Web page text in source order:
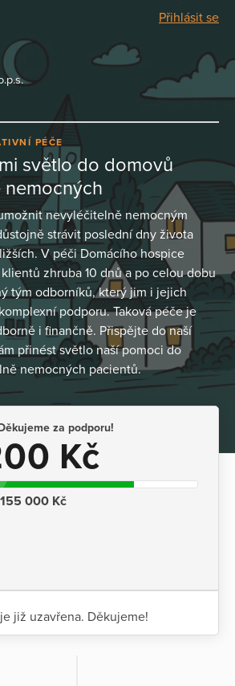
Přihlásit se
PÉČE
světlo do domovů
nevyléčitelně nemocným
strávit poslední dny života
V péči Domácího hospice
zhruba 10 dnů a po celou dobu
tým odborníků, který jim i jejich
podporu. Taková péče je
i finančně. Přispějte do naší
přinést světlo naší pomoci do
nemocných pacientů.
za podporu!
Kč
155 000 Kč
již uzavřena. Děkujeme!